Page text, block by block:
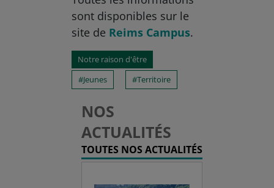
sont disponibles sur le
site de Reims Campus.
Notre raison d'être
Jeunes
Territoire
NOS
ACTUALITÉS
TOUTES NOS ACTUALITÉS